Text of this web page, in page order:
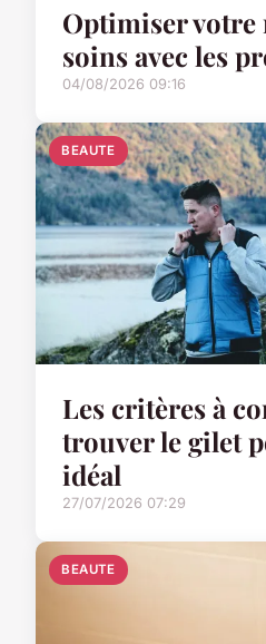
Optimiser votre
soins avec les
04/08/2026 09:16
BEAUTE
Les critères à
trouver le gilet
idéal
27/07/2026 07:29
BEAUTE